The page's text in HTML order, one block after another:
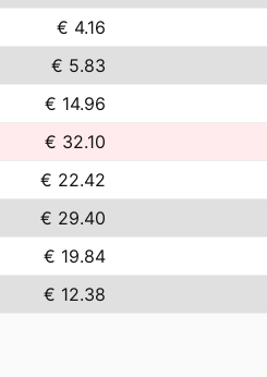
€ 4.16
€ 5.83
€ 14.96
€ 32.10
€ 22.42
€ 29.40
€ 19.84
€ 12.38